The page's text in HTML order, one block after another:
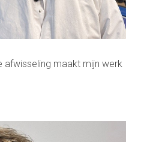
afwisseling maakt mijn werk